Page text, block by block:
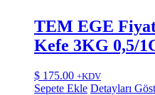
TEM EGE
Kefe 3KG 0,5/
$ 175.00 +KDV
Sepete Ekle Detayları